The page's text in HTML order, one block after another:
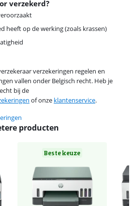
verzekerd?
heeft op de werking (zoals krassen)
verzekeringen regelen en
vallen onder Belgisch recht. Heb je
bij de
of onze klantenservice.
producten
Beste keuze